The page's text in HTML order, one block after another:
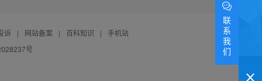
诉 | 网站备案 | 百科知识 |
手机站
号
联
系
我
们